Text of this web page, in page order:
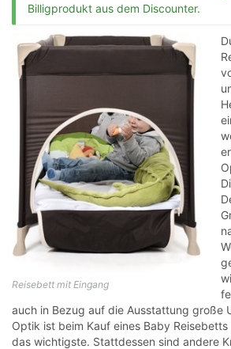
Billigprodukt aus dem Discounter.
Reisebett mit Eingang
auch in Bezug auf die Ausstattung große
Optik ist beim Kauf eines Baby
das wichtigste. Stattdessen sind andere